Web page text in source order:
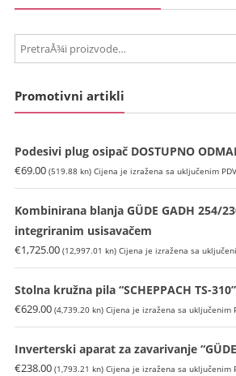
PretraÅ¾i:
Promotivni artikli
Podesivi plug osipač DOSTUPNO
€69.00 (519.88 kn) Cijena je izražena sa uključenim
Kombinirana blanja GÜDE GADH 254/
integriranim usisavačem
€1,725.00 (12,997.01 kn) Cijena je izražena sa
Stolna kružna pila “SCHEPPACH TS-310”
€629.00 (4,739.20 kn) Cijena je izražena sa uključenim
Inverterski aparat za zavarivanje
€238.00 (1,793.21 kn) Cijena je izražena sa uključenim